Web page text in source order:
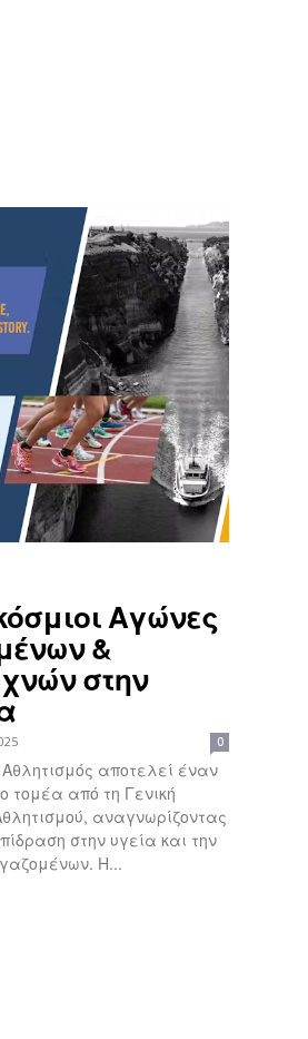
Αγώνες
&
στην
0
αποτελεί έναν
τομέα από τη Γενική
αναγνωρίζοντας
στην υγεία και την
Η...